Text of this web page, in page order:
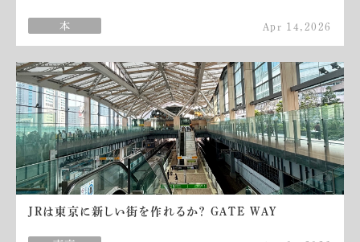
Apr 14,2026
JRは東京に新しい街を作れるか？ GATE WAY